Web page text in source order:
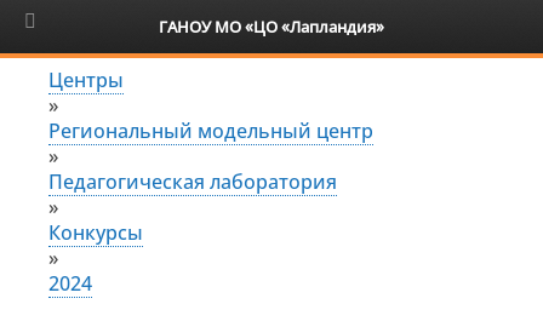
6+
Центры
»
Региональный модельный центр
»
Педагогическая лаборатория
»
Конкурсы
»
2024
ГАНОУ МО «ЦО «Лапландия»